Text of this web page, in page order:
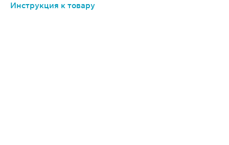
Инструкция к товару